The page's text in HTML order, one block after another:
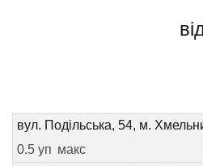
вул. Подільська, 54, м.
0.5 уп макс